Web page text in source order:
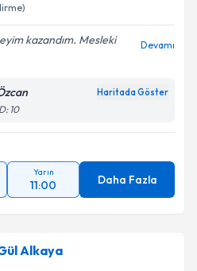
kazandım. Mesleki
Devamı
Haritada Göster
10
Yarın
11:00 Daha Fazla
Alkaya